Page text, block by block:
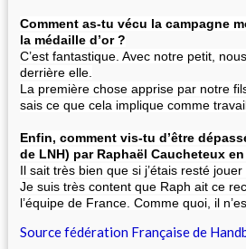
Comment as-tu vécu la campagne
la médaille d’or ?
C’est fantastique. Avec notre petit,
derrière elle.
La première chose apprise par notre
sais ce que cela implique comme
Enfin, comment vis-tu d’être
de LNH) par Raphaël Caucheteux
Il sait très bien que si j’étais resté
Je suis très content que Raph ait ce
l’équipe de France. Comme quoi, il
Source fédération Française de